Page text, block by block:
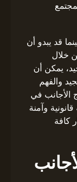
قد يبدو أن
خلال
يمكن أن
والفهم
الأجانب في
وآمنة
كافة